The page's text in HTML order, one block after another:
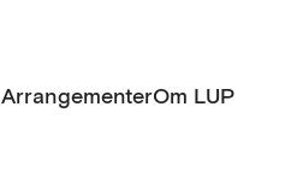
ArrangementerOm LUP